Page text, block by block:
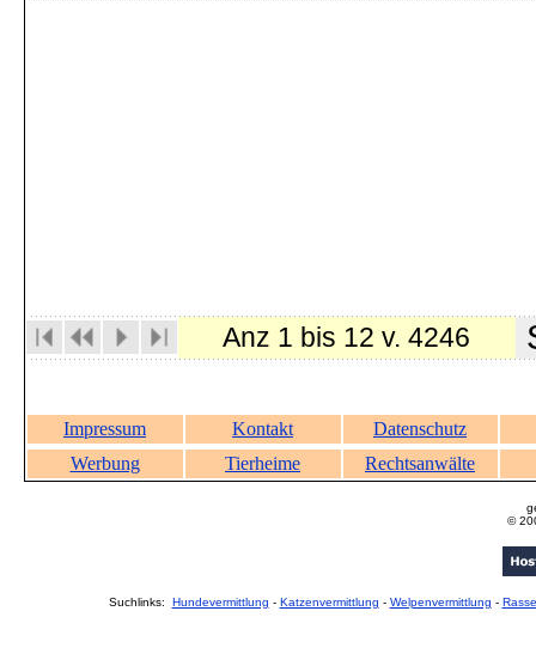
Anz 1 bis 12 v. 4246
Impressum Kontakt
Datenschutz
Werbung
Tierheime Rechtsanwälte
©
Suchlinks: Hundevermittlung - Katzenvermittlung - Welpenvermittlung -